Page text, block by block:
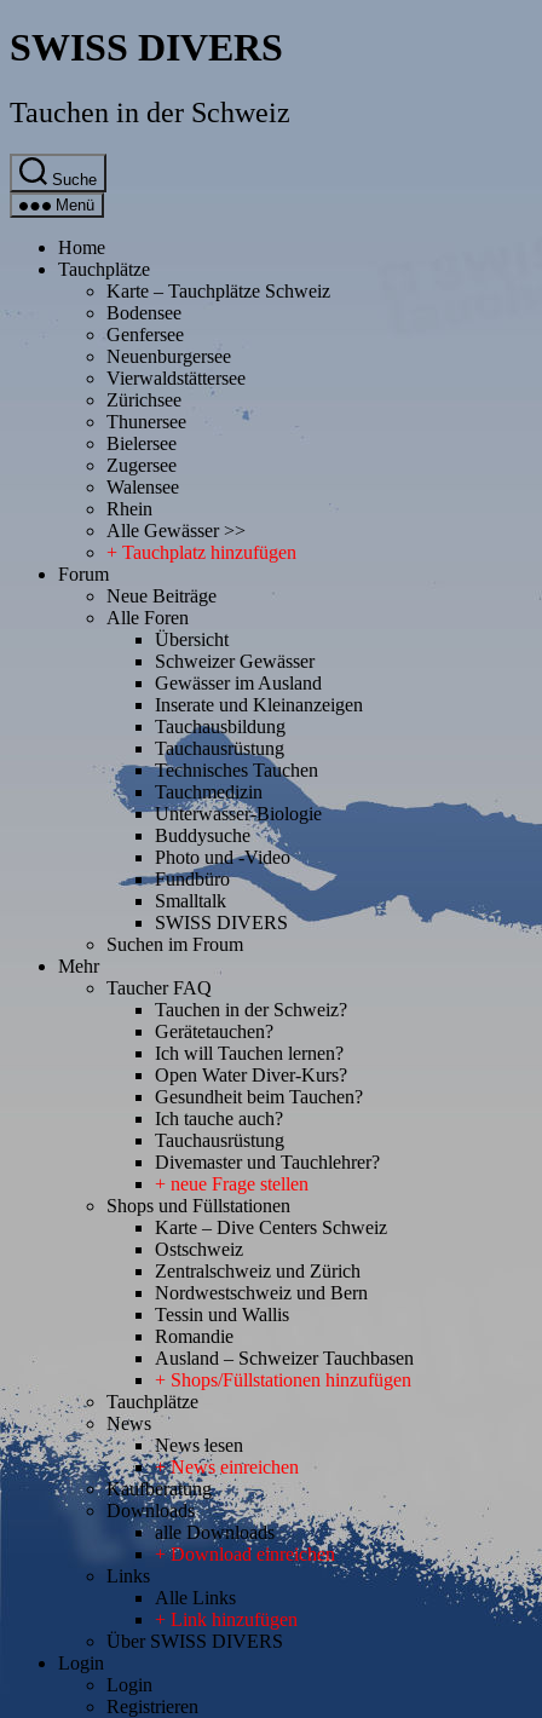
Direkt
zum
wechseln
SWISS DIVERS
Tauchen in der Schweiz
Suche
Menü
Home
Tauchplätze
Karte – Tauchplätze Schweiz
Bodensee
Genfersee
Neuenburgersee
Vierwaldstättersee
Zürichsee
Thunersee
Bielersee
Zugersee
Walensee
Rhein
Alle Gewässer >>
+ Tauchplatz hinzufügen
Forum
Neue Beiträge
Alle Foren
Übersicht
Schweizer Gewässer
Gewässer im Ausland
Inserate und Kleinanzeigen
Tauchausbildung
Tauchausrüstung
Technisches Tauchen
Tauchmedizin
Unterwasser-Biologie
Buddysuche
Photo und -Video
Fundbüro
Smalltalk
SWISS DIVERS
Suchen im Froum
Mehr
Taucher FAQ
Tauchen in der Schweiz?
Gerätetauchen?
Ich will Tauchen lernen?
Open Water Diver-Kurs?
Gesundheit beim Tauchen?
Ich tauche auch?
Tauchausrüstung
Divemaster und Tauchlehrer?
+ neue Frage stellen
Shops und Füllstationen
Karte – Dive Centers Schweiz
Ostschweiz
Zentralschweiz und Zürich
Nordwestschweiz und Bern
Tessin und Wallis
Romandie
Ausland – Schweizer Tauchbasen
+ Shops/Füllstationen hinzufügen
Tauchplätze
News
News lesen
+ News einreichen
Kaufberatung
Downloads
alle Downloads
+ Download einreichen
Links
Alle Links
+ Link hinzufügen
Über SWISS DIVERS
Login
Login
Registrieren